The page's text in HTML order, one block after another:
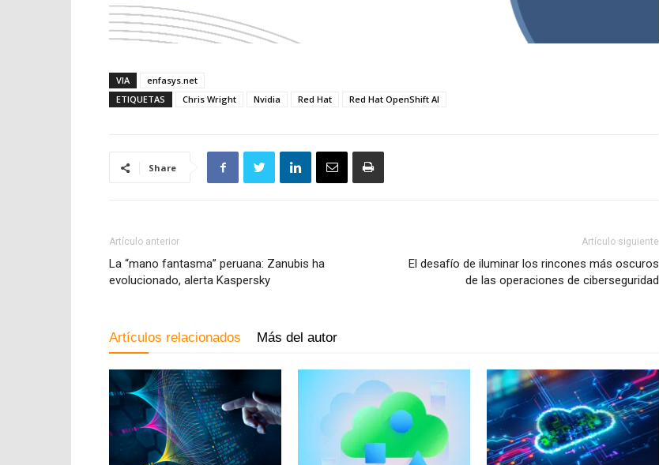
VIA
enfasys.net
ETIQUETAS
Chris Wright Nvidia Red Hat Red Hat OpenShift AI
Share
Artículo anterior
La “mano fantasma” peruana: Zanubis ha
evolucionado, alerta Kaspersky
Artículo siguiente
El desafío de iluminar los rincones más oscuros
de las operaciones de ciberseguridad
Artículos relacionados Más del autor